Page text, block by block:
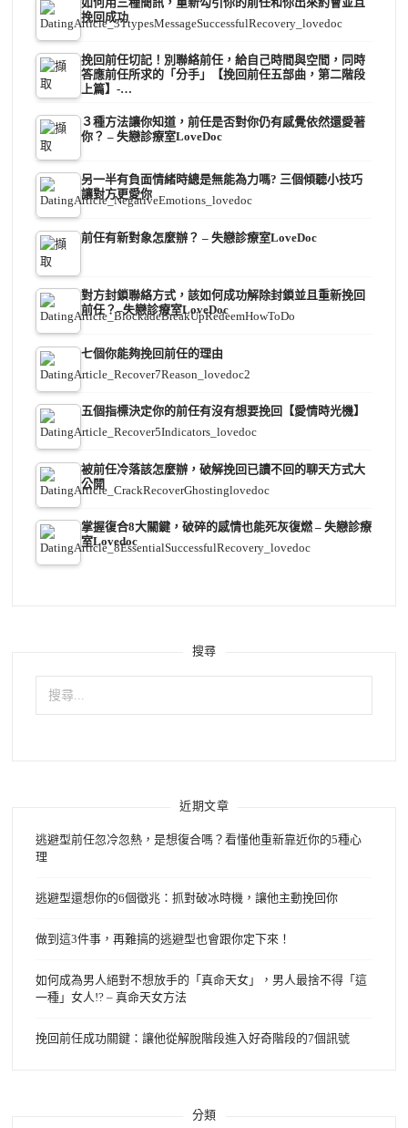
挽回成功
挽回前任切記！別聯絡前任，給自己時間與空間，同時
答應前任所求的「分手」【挽回前任五部曲，第二階段
上篇】-…
３種方法讓你知道，前任是否對你仍有感覺依然還愛著
你？ – 失戀診療室LoveDoc
另一半有負面情緒時總是無能為力嗎? 三個傾聽小技巧
讓對方更愛你
前任有新對象怎麼辦？ – 失戀診療室LoveDoc
對方封鎖聯絡方式，該如何成功解除封鎖並且重新挽回
前任？–失戀診療室LoveDoc
七個你能夠挽回前任的理由
五個指標決定你的前任有沒有想要挽回【愛情時光機】
被前任冷落該怎麼辦，破解挽回已讀不回的聊天方式大
公開
掌握復合8大關鍵，破碎的感情也能死灰復燃 – 失戀診療
室Lovedoc
搜尋
搜
鍵
近期文章
逃避型前任忽冷忽熱，是想復合嗎？看懂他重新靠近你的5種心
理
逃避型還想你的6個徵兆：抓對破冰時機，讓他主動挽回你
做到這3件事，再難搞的逃避型也會跟你定下來！
如何成為男人絕對不想放手的「真命天女」，男人最捨不得「這
一種」女人!? – 真命天女方法
挽回前任成功關鍵：讓他從解脫階段進入好奇階段的7個訊號
分類